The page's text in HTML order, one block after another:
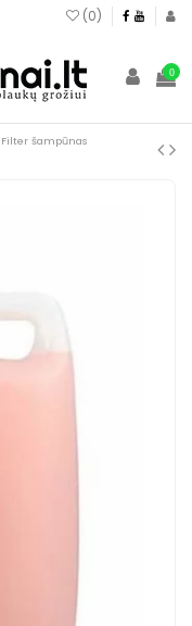
(0)
0
šampūnas